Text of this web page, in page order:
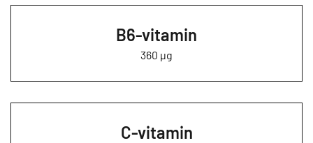
B6-vitamin
360 µg
C-vitamin